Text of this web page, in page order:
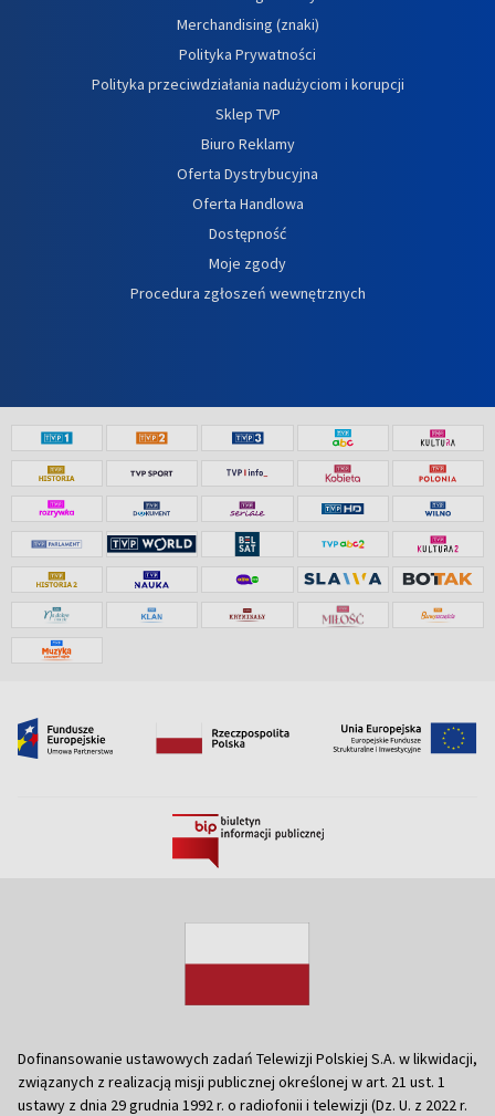
Merchandising (znaki)
Polityka Prywatności
Polityka przeciwdziałania nadużyciom i korupcji
Sklep TVP
Biuro Reklamy
Oferta Dystrybucyjna
Oferta Handlowa
Dostępność
Moje zgody
Procedura zgłoszeń wewnętrznych
Dofinansowanie ustawowych zadań Telewizji Polskiej S.A. w likwidacji,
związanych z realizacją misji publicznej określonej w art. 21 ust. 1
ustawy z dnia 29 grudnia 1992 r. o radiofonii i telewizji (Dz. U. z 2022 r.